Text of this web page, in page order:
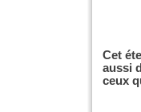
Cet
aussi
ceux